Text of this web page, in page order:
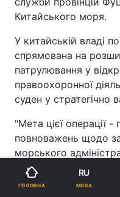
Китайського моря.
У китайській владі
спрямована на
патрулювання у
правоохоронної
суден у стратегічно
"Мета цієї операції -
повноважень щодо
морського
посилення
патрулювання і
ГОЛОВНА
RU
МОВА